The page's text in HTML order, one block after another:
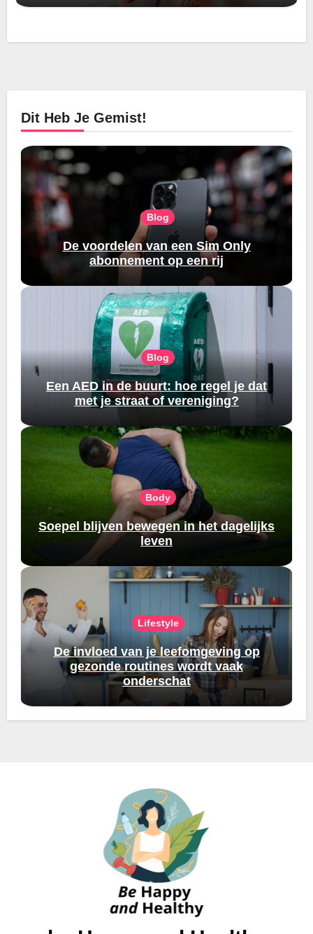
Dit Heb Je Gemist!
Blog
De voordelen van een Sim Only
abonnement op een rij
Blog
Een AED in de buurt: hoe regel je dat
met je straat of vereniging?
Body
Soepel blijven bewegen in het dagelijks
leven
Lifestyle
De invloed van je leefomgeving op
gezonde routines wordt vaak
onderschat